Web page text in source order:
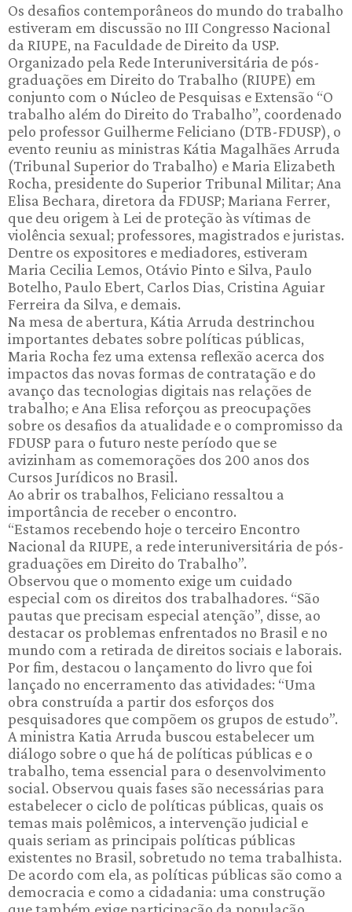
Os desafios contemporâneos do mundo do trabalho
estiveram em discussão no III Congresso Nacional
da RIUPE, na Faculdade de Direito da USP.
Organizado pela Rede Interuniversitária de pós-
graduações em Direito do Trabalho (RIUPE) em
conjunto com o Núcleo de Pesquisas e Extensão “O
trabalho além do Direito do Trabalho”, coordenado
pelo professor Guilherme Feliciano (DTB-FDUSP), o
evento reuniu as ministras Kátia Magalhães Arruda
(Tribunal Superior do Trabalho) e Maria Elizabeth
Rocha, presidente do Superior Tribunal Militar; Ana
Elisa Bechara, diretora da FDUSP; Mariana Ferrer,
que deu origem à Lei de proteção às vítimas de
violência sexual; professores, magistrados e juristas.
Dentre os expositores e mediadores, estiveram
Maria Cecilia Lemos, Otávio Pinto e Silva, Paulo
Botelho, Paulo Ebert, Carlos Dias, Cristina Aguiar
Ferreira da Silva, e demais.
Na mesa de abertura, Kátia Arruda destrinchou
importantes debates sobre políticas públicas,
Maria Rocha fez uma extensa reflexão acerca dos
impactos das novas formas de contratação e do
avanço das tecnologias digitais nas relações de
trabalho; e Ana Elisa reforçou as preocupações
sobre os desafios da atualidade e o compromisso da
FDUSP para o futuro neste período que se
avizinham as comemorações dos 200 anos dos
Cursos Jurídicos no Brasil.
Ao abrir os trabalhos, Feliciano ressaltou a
importância de receber o encontro.
“Estamos recebendo hoje o terceiro Encontro
Nacional da RIUPE, a rede interuniversitária de pós-
graduações em Direito do Trabalho”.
Observou que o momento exige um cuidado
especial com os direitos dos trabalhadores. “São
pautas que precisam especial atenção”, disse, ao
destacar os problemas enfrentados no Brasil e no
mundo com a retirada de direitos sociais e laborais.
Por fim, destacou o lançamento do livro que foi
lançado no encerramento das atividades: “Uma
obra construída a partir dos esforços dos
pesquisadores que compõem os grupos de estudo”.
A ministra Katia Arruda buscou estabelecer um
diálogo sobre o que há de políticas públicas e o
trabalho, tema essencial para o desenvolvimento
social. Observou quais fases são necessárias para
estabelecer o ciclo de políticas públicas, quais os
temas mais polêmicos, a intervenção judicial e
quais seriam as principais políticas públicas
existentes no Brasil, sobretudo no tema trabalhista.
De acordo com ela, as políticas públicas são como a
democracia e como a cidadania: uma construção
que também exige participação da população.